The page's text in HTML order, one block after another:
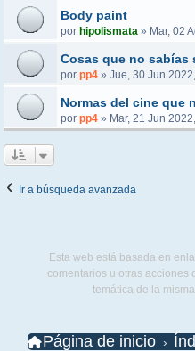
Body paint
por hipolismata» Mar, 02
Cosas que no sabías
por pp4» Jue, 30 Jun
Normas del cine que
por pp4» Mar, 21 Jun
Ir a búsqueda avanzada
Esta web está basada en
comentarios u otras acciones
temática de la
Página de inicio